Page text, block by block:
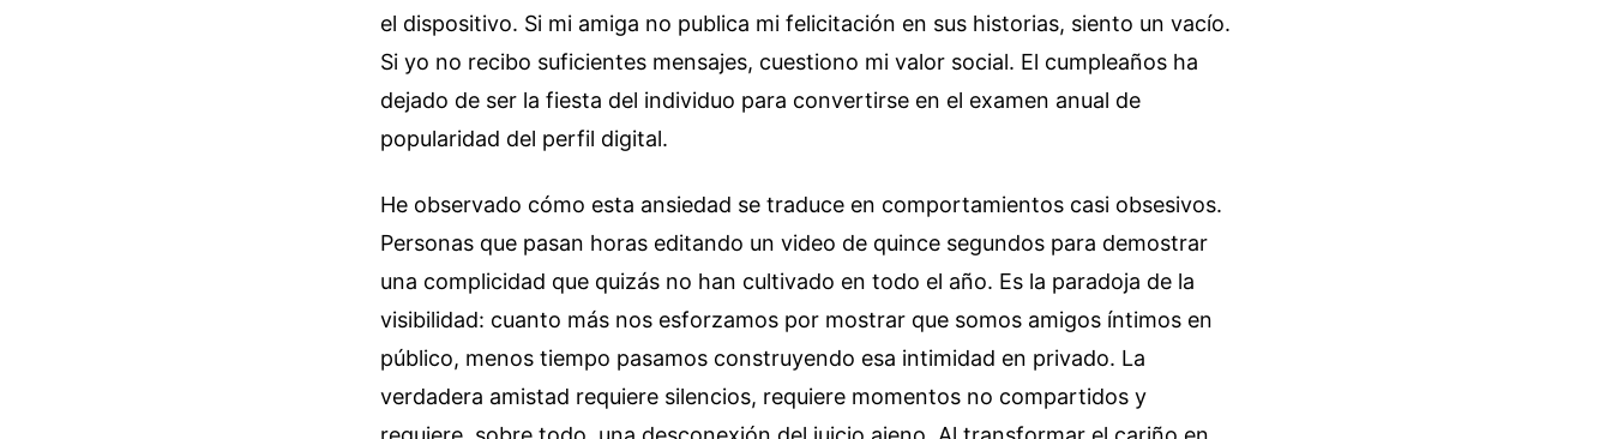
el dispositivo. Si mi amiga no publica mi felicitación en sus historias, siento un vacío.
Si yo no recibo suficientes mensajes, cuestiono mi valor social. El cumpleaños ha
dejado de ser la fiesta del individuo para convertirse en el examen anual de
popularidad del perfil digital.
He observado cómo esta ansiedad se traduce en comportamientos casi obsesivos.
Personas que pasan horas editando un video de quince segundos para demostrar
una complicidad que quizás no han cultivado en todo el año. Es la paradoja de la
visibilidad: cuanto más nos esforzamos por mostrar que somos amigos íntimos en
público, menos tiempo pasamos construyendo esa intimidad en privado. La
verdadera amistad requiere silencios, requiere momentos no compartidos y